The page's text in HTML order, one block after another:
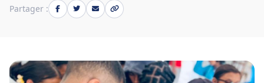
Partager :